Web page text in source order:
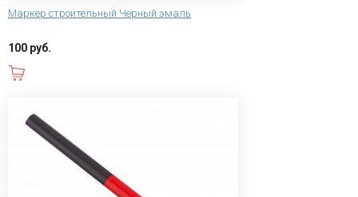
Маркер строительный Черный эмаль
100 руб.